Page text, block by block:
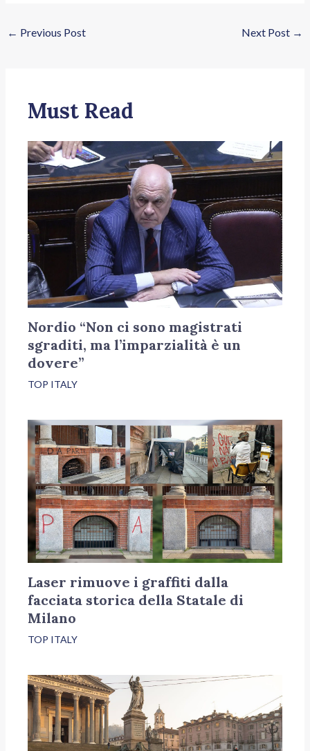
← Previous Post Next Post →
Must Read
Nordio “Non ci sono magistrati
sgraditi, ma l’imparzialità è un
dovere”
TOP ITALY
Laser rimuove i graffiti dalla
facciata storica della Statale di
Milano
TOP ITALY